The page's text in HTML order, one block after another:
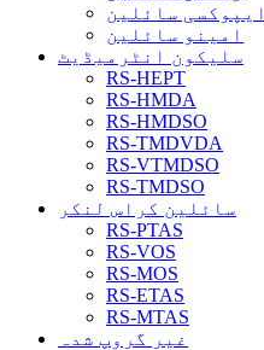
ایپوکسی سائلین
امینو سائلین
سلیکون انٹرمیڈیٹ
RS-HEPT
RS-HMDA
RS-HMDSO
RS-TMDVDA
RS-VTMDSO
RS-TMDSO
سائلین کراس لنکر
RS-PTAS
RS-VOS
RS-MOS
RS-ETAS
RS-MTAS
غیر گروپ شدہ